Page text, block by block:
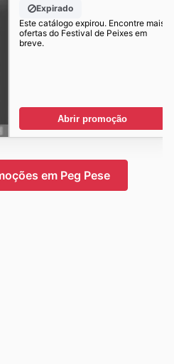
Expirado
Este catálogo expirou. Encontre mais
ofertas do Festival de Peixes em
breve.
Abrir promoção
em Peg Pese